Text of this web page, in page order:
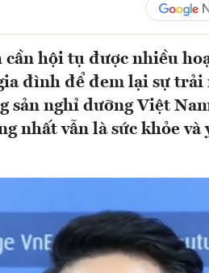
hội tụ được nhiều
đình để đem lại sự
sản nghỉ dưỡng Việt
nhất vẫn là sức khỏe và